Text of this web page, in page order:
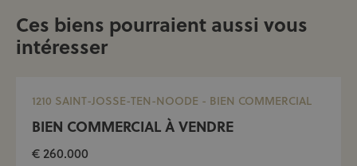
Ces biens pourraient aussi vous
intéresser
1210 SAINT-JOSSE-TEN-NOODE - BIEN COMMERCIAL
BIEN COMMERCIAL À VENDRE
€ 260.000